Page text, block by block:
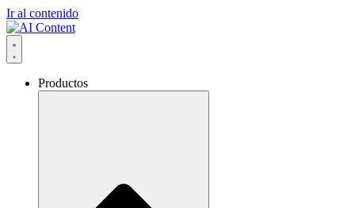
Ir al contenido
Productos